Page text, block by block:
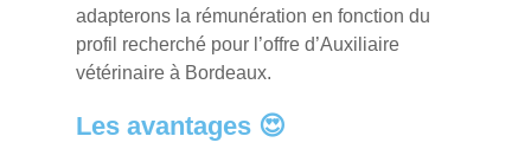
adapterons la rémunération en fonction du
profil recherché pour l’offre d’Auxiliaire
vétérinaire à Bordeaux.
Les avantages 😍